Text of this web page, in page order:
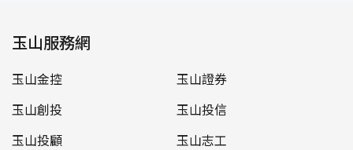
玉山服務網
玉山金控
玉山證券
玉山創投
玉山投信
玉山投顧
玉山志工